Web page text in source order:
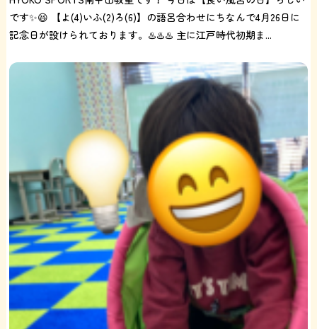
です✨😆 【よ(4)いふ(2)ろ(6)】の語呂合わせにちなんで4月26日に
記念日が設けられております。♨️♨️♨️ 主に江戸時代初期ま...